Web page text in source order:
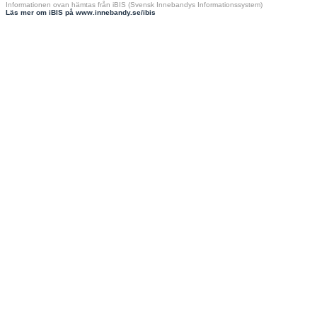
Informationen ovan hämtas från iBIS (Svensk Innebandys Informationssystem)
Läs mer om iBIS på www.innebandy.se/ibis